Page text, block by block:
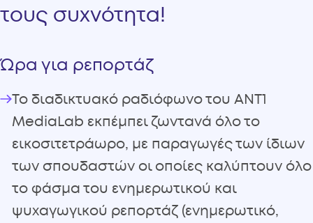
τους συχνότητα!
Ώρα για ρεπορτάζ
Το διαδικτυακό ραδιόφωνο του ANT1
MediaLab εκπέμπει ζωντανά όλο το
εικοσιτετράωρο, με παραγωγές των ίδιων
των σπουδαστών οι οποίες καλύπτουν όλο
το φάσμα του ενημερωτικού και
ψυχαγωγικού ρεπορτάζ (ενημερωτικό,